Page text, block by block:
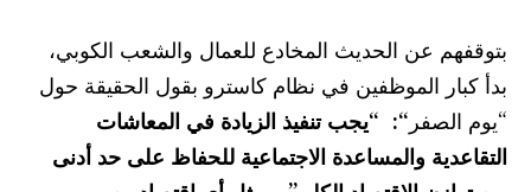
بتوقفهم عن الحديث المخادع للعمال والشعب الكوبي،
بدأ كبار الموظفين في نظام كاسترو بقول الحقيقة حول
“يوم الصفر “: “يجب تنفيذ الزيادة في المعاشات
التقاعدية والمساعدة الاجتماعية للحفاظ على حد أدنى